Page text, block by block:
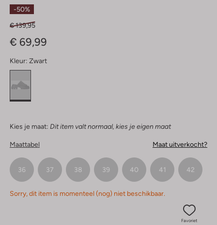
Sterren
-50%
€ 139,95
€ 69,99
Kleur: Zwart
Kies je maat: Dit item valt normaal, kies je eigen maat
Maattabel Maat uitverkocht?
36 37 38 39 40 41 42
Sorry, dit item is momenteel (nog) niet beschikbaar.
Favoriet